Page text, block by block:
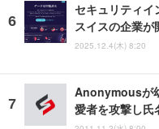
セキュリティイ
スイスの企業が
2025.12.4(木) 8:20
Anonymousが
愛者を攻撃し氏